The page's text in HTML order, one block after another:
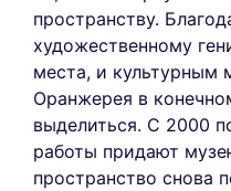
пространству.
художественному
места, и культурным
Оранжерея в
выделиться. С 2000
работы придают
пространство снова